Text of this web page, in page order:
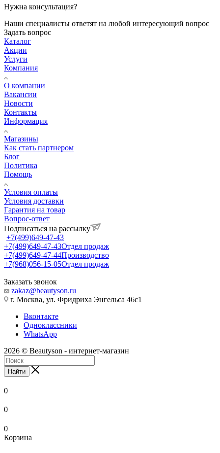
Нужна консультация?
Наши специалисты ответят на любой интересующий вопрос
Задать вопрос
Каталог
Акции
Услуги
Компания
О компании
Вакансии
Новости
Контакты
Информация
Магазины
Как стать партнером
Блог
Политика
Помощь
Условия оплаты
Условия доставки
Гарантия на товар
Вопрос-ответ
Подписаться на рассылку
+7(499)649-47-43
+7(499)649-47-43Отдел продаж
+7(499)649-47-44Производство
+7(968)056-15-05Отдел продаж
Заказать звонок
zakaz@beautyson.ru
г. Москва, ул. Фридриха Энгельса 46с1
Вконтакте
Одноклассники
WhatsApp
2026 © Beautyson - интернет-магазин
Найти
0
0
0
Корзина